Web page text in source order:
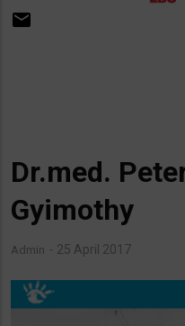
Dr.med.
Gyimothy
Admin 25 April 2017